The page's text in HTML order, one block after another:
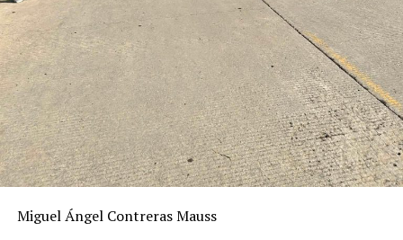
Miguel Ángel Contreras Mauss